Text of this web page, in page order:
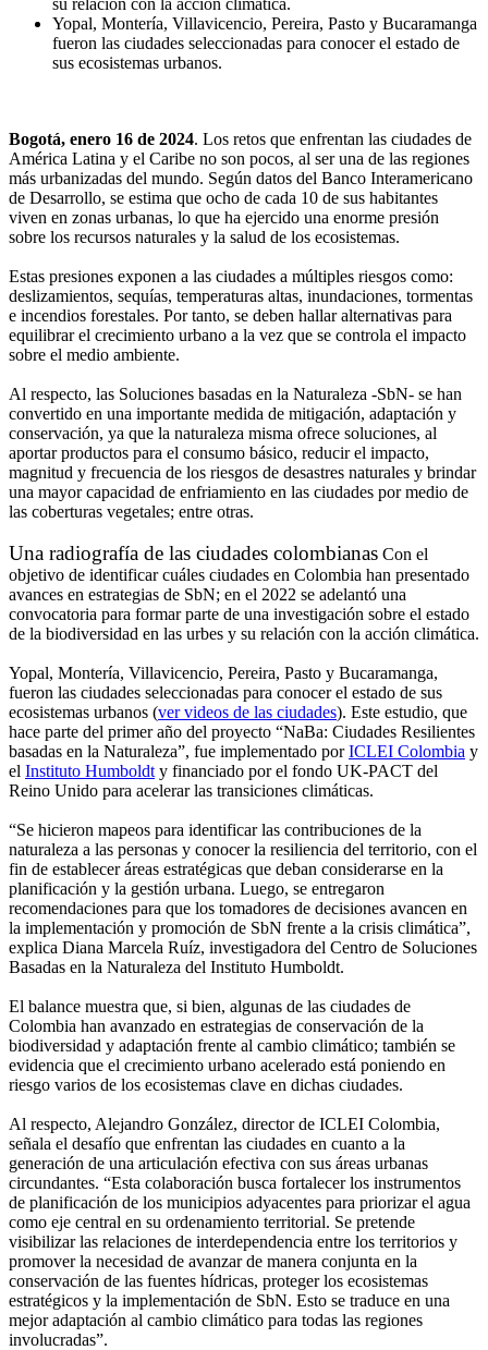
Yopal, Montería, Villavicencio, Pereira, Pasto y Bucaramanga
fueron las ciudades seleccionadas para conocer el estado de
sus ecosistemas urbanos.
Bogotá, enero 16 de 2024. Los retos que enfrentan las ciudades de
América Latina y el Caribe no son pocos, al ser una de las regiones
más urbanizadas del mundo. Según datos del Banco Interamericano
de Desarrollo, se estima que ocho de cada 10 de sus habitantes
viven en zonas urbanas, lo que ha ejercido una enorme presión
sobre los recursos naturales y la salud de los ecosistemas.
Estas presiones exponen a las ciudades a múltiples riesgos como:
deslizamientos, sequías, temperaturas altas, inundaciones, tormentas
e incendios forestales. Por tanto, se deben hallar alternativas para
equilibrar el crecimiento urbano a la vez que se controla el impacto
sobre el medio ambiente.
Al respecto, las Soluciones basadas en la Naturaleza -SbN- se han
convertido en una importante medida de mitigación, adaptación y
conservación, ya que la naturaleza misma ofrece soluciones, al
aportar productos para el consumo básico, reducir el impacto,
magnitud y frecuencia de los riesgos de desastres naturales y brindar
una mayor capacidad de enfriamiento en las ciudades por medio de
las coberturas vegetales; entre otras.
Una radiografía de las ciudades colombianas Con el
objetivo de identificar cuáles ciudades en Colombia han presentado
avances en estrategias de SbN; en el 2022 se adelantó una
convocatoria para formar parte de una investigación sobre el estado
de la biodiversidad en las urbes y su relación con la acción climática.
Yopal, Montería, Villavicencio, Pereira, Pasto y Bucaramanga,
fueron las ciudades seleccionadas para conocer el estado de sus
ecosistemas urbanos (ver videos de las ciudades). Este estudio, que
hace parte del primer año del proyecto “NaBa: Ciudades Resilientes
basadas en la Naturaleza”, fue implementado porICLEI Colombia y
el Instituto Humboldt y financiado por el fondo UK-PACT del
Reino Unido para acelerar las transiciones climáticas.
“Se hicieron mapeos para identificar las contribuciones de la
naturaleza a las personas y conocer la resiliencia del territorio, con el
fin de establecer áreas estratégicas que deban considerarse en la
planificación y la gestión urbana. Luego, se entregaron
recomendaciones para que los tomadores de decisiones avancen en
la implementación y promoción de SbN frente a la crisis climática”,
explica Diana Marcela Ruíz, investigadora del Centro de Soluciones
Basadas en la Naturaleza del Instituto Humboldt.
El balance muestra que, si bien, algunas de las ciudades de
Colombia han avanzado en estrategias de conservación de la
biodiversidad y adaptación frente al cambio climático; también se
evidencia que el crecimiento urbano acelerado está poniendo en
riesgo varios de los ecosistemas clave en dichas ciudades.
Al respecto, Alejandro González, director de ICLEI Colombia,
señala el desafío que enfrentan las ciudades en cuanto a la
generación de una articulación efectiva con sus áreas urbanas
circundantes. “Esta colaboración busca fortalecer los instrumentos
de planificación de los municipios adyacentes para priorizar el agua
como eje central en su ordenamiento territorial. Se pretende
visibilizar las relaciones de interdependencia entre los territorios y
promover la necesidad de avanzar de manera conjunta en la
conservación de las fuentes hídricas, proteger los ecosistemas
estratégicos y la implementación de SbN. Esto se traduce en una
mejor adaptación al cambio climático para todas las regiones
involucradas”.